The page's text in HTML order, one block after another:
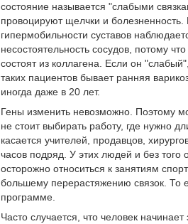
состояние называется "слабыми
провоцируют щелчки и болезненность.
гипермобильности суставов
несостоятельность сосудов, потому
состоят из коллагена. Если он
таких пациентов бывает ранняя
иногда даже в 20 лет.
Гены изменить невозможно. Поэтому
не стоит выбирать работу, где нужно
касается учителей, продавцов,
часов подряд. У этих людей и без того
осторожно относиться к занятиям
большему перерастяжению связок. То
программе.
Часто случается, что человек